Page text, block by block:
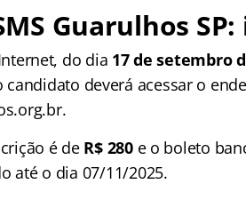
Guarulhos SP:
do dia 17 de setembro
candidato deverá acessar o
é de R$ 280e o boleto
até o dia 07/11/2025.